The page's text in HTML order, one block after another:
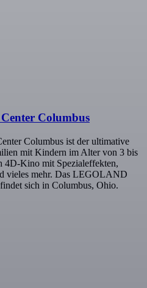
Columbus
Columbus ist der ultimative
mit Kindern im Alter von 3 bis
4D-Kino mit Spezialeffekten,
vieles mehr. Das LEGOLAND
sich in Columbus, Ohio.